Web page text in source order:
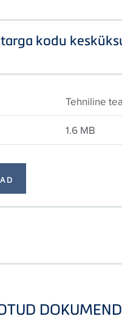
kodu
Tehniline
1.6 MB